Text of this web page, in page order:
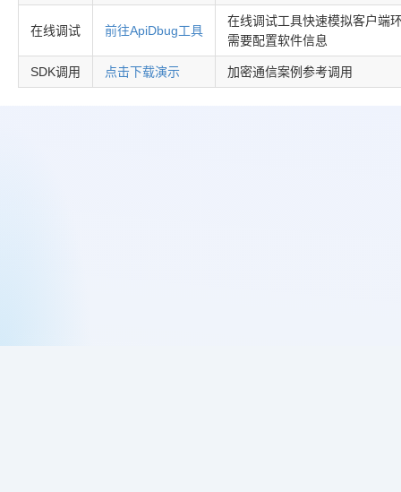
在线调试 前往ApiDbug工具
在线调试工具快速模拟客户端
需要配置软件信息
SDK调用 点击下载演示 加密通信案例参考调用